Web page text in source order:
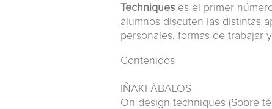
Techniques es el primer
alumnos discuten las distintas
personales, formas de trabajar
Contenidos
IÑAKI ÁBALOS
On design techniques (Sobre